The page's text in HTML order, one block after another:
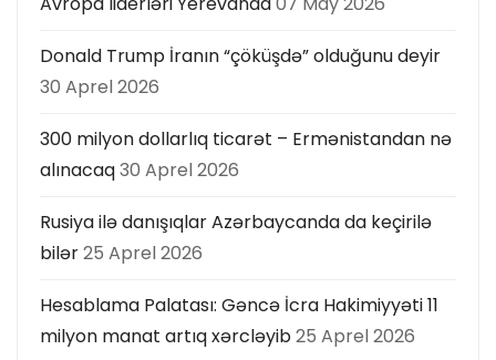
Donald Trump İranın “çöküşdə” olduğunu deyir
30 Aprel 2026
300 milyon dollarlıq ticarət – Ermənistandan nə
alınacaq30 Aprel 2026
Rusiya ilə danışıqlar Azərbaycanda da keçirilə
bilər25 Aprel 2026
Hesablama Palatası: Gəncə İcra Hakimiyyəti 11
milyon manat artıq xərcləyib25 Aprel 2026